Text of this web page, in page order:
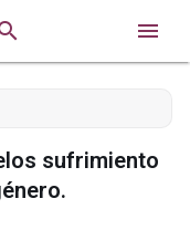

sufrimiento